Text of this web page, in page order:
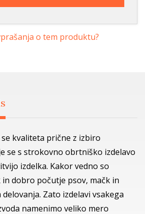
o tem produktu?
kvaliteta prične z izbiro
se s strokovno obrtniško izdelavo
izdelka. Kakor vedno so
dobro počutje psov, mačk in
Zato izdelavi vsakega
namenimo veliko mero